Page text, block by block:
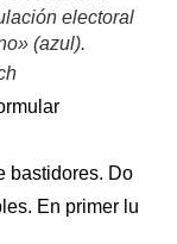
electoral
(azul).
bastidores. Do
En primer lu